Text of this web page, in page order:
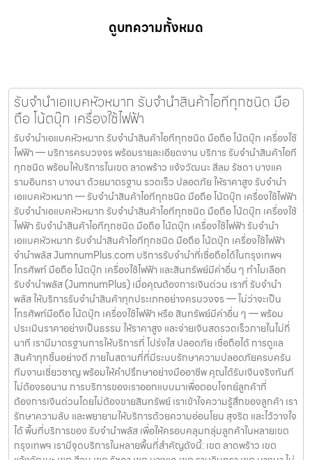
ลูกค้าต้องการจำนำ ดังนี้: รับจำนำ โทรศัพท์มือถือ / สมาร์ตโฟน (iPhone,
Samsung, Huawei, Oppo ฯลฯ) รับจำนำ โน้ตบุ๊ก / คอมพิวเตอร์ /
สภาพสินค้า รุ่น ยี่ห้อ อายุการใช้งาน เราให้ราคาสูง พร้อมจ่ายเงินสดทันใจ
ความปลอดภัย และการดูแล ระบบกล้องวงจรปิด CCTV ทุกมุม ห้องนิรภัย
/ ตู้นิรภัย พนักงานผ่านการฝึกอบรม ประกันความเสียหาย / ความสูญหาย
บันทึกข้อมูลลูกค้าเป็นความลับ คำแนะนำสำหรับผู้ใช้บริการ เก็บสลิป /
เอกสารสัญญาอย่างดี อย่าเสียบแบตเตอรี่นานนับเดือน ไถ่ถอนก่อนหมด
กำหนด ติดต่อเราได้ทันทีหากมีปัญหา ลิงก์ที่เกี่ยวข้อง รับจำนำราชเทวี รับ
จำนำราชเทวี
อย่าง ครบวงจร รับจำนำพลัส เงินด่วนทันใจ ของมีค่าปลอดภัย ให้ราคาสูง
พร้อมบริการถึงที่ รับจำนำพญาไท รับจำนำพลัส เงินด่วนทันใจ ของมีค่า
เมื่อคุณต้องการเงินด่วน เราที่ รับจำนำพลัส ให้บริการรับจำนำสินค้าทุก
ประเภทอย่างครบวงจร — ไม่ว่าจะเป็น โทรศัพท์มือถือ โน้ตบุ๊ก เครื่องใช้
ไฟฟ้า หรือ สินทรัพย์มีค่าอื่น ๆ — พร้อมประเมินราคาอย่างเป็นธรรม ให้
ราคาสูง และจ่ายเงินสดรวดเร็วภายในไม่กี่นาที เรามีมาตรฐานการให้บริการ
ที่ โปร่งใส ปลอดภัย เชื่อถือได้ การดูแลสินค้าทุกชิ้นอย่างดี ภายในสถานที่ที่
มีระบบรักษาความปลอดภัยครบครัน ทีมงานเชี่ยวชาญ พร้อมให้คำปรึกษา
อย่างมืออาชีพ คุณได้รับเงินจริงทันที ไม่ต้องรอนาน การบริการของเรา
ออกแบบมาเพื่อตอบโจทย์ลูกค้าที่ต้องการเงินด่วนโดยไม่ต้องขายสินทรัพย์
เราเข้าใจความรู้สึกของลูกค้า เรารักษาความลับ และพยายามให้บริการด้วย
ความอ่อนโยน สุจริต และไว้วางใจได้ พื้นที่บริการของ รับจำนำพลัส เพื่อให้
ครอบคลุมกลุ่มลูกค้าในหลายเขตกรุงเทพฯ เรามีจุดบริการในหลายพื้นที่
สำคัญดังนี้: เขต ลาดพร้าว เขต แจ้งวัฒนะ เขต สีลม เขต รัชดา เขต บางแค
เขต รามอินทรา เขต บางนา ไม่ว่าคุณอยู่ในซอย ลาดพร้าวโชคชัย4 ลาด
ปลาเค้า รัชดาซอย หรือใกล้แยกสีลม ช่องนนทรี บางนา เมกาบางนา บางแค
เดอะมอลล์บางแค รามอินทรา กม.8 หรือใกล้โชว์รูมแจ้งวัฒนะ — เราพร้อม
ให้บริการถึงที่ บริการรับจำนำสินค้าที่ให้บริการ ที่ รับจำนำพลัส เรามีบริการ
ครอบคลุมหลากหลายประเภทสินค้าที่ลูกค้าต้องการจำนำ ดังนี้: รับจำนำ
โทรศัพท์มือถือ / สมาร์ตโฟน (iPhone, Samsung, Huawei, Oppo
ฯลฯ) รับจำนำ โน้ตบุ๊ก / คอมพิวเตอร์ / แล็ปท็อป รับจำนำ แท็บเล็ต / iPad
รับจำนำ เครื่องใช้ไฟฟ้าเล็ก / เครื่องใช้ไฟฟ้าภายในบ้าน รับจำนำ กล้องถ่าย
รูป / กล้องดิจิตอล / อุปกรณ์ถ่ายภาพ รับจำนำ ของสะสม / ของมีค่าอื่น ๆ
บริการแต่ละประเภท ประเมินราคาตามสภาพสินค้า รุ่น ยี่ห้อ อายุการใช้งาน
เราให้ราคาสูง พร้อมจ่ายเงินสดทันใจ ความปลอดภัย และการดูแล ระบบ
กล้องวงจรปิด CCTV ทุกมุม ห้องนิรภัย / ตู้นิรภัย พนักงานผ่านการฝึก
อบรม ประกันความเสียหาย / ความสูญหาย บันทึกข้อมูลลูกค้าเป็นความ
ดูบทความทั้งหมด
รับจำนำเอแบคหัวหมาก รับจำนำสินค้าไอทีทุกชนิด มือ
ถือ โน้ตบุ๊ก เครื่องใช้ไฟฟ้า
รับจำนำเอแบคหัวหมาก รับจำนำสินค้าไอทีทุกชนิด มือถือ โน้ตบุ๊ก เครื่องใช้
ไฟฟ้า — บริการครบวงจร พร้อมรายละเอียดงาน บริการ รับจำนำสินค้าไอที
ทุกชนิด พร้อมให้บริการในเขต ลาดพร้าว แจ้งวัฒนะ สีลม รัชดา บางแค
รามอินทรา บางนา ด้วยมาตรฐาน รวดเร็ว ปลอดภัย ให้ราคาสูง รับจำนำ
เอแบคหัวหมาก — รับจำนำสินค้าไอทีทุกชนิด มือถือ โน้ตบุ๊ก เครื่องใช้ไฟฟ้า
รับจำนำเอแบคหัวหมาก รับจำนำสินค้าไอทีทุกชนิด มือถือ โน้ตบุ๊ก เครื่องใช้
ไฟฟ้า รับจำนำสินค้าไอทีทุกชนิด มือถือ โน้ตบุ๊ก เครื่องใช้ไฟฟ้า รับจำนำ
เอแบคหัวหมาก รับจำนำสินค้าไอทีทุกชนิด มือถือ โน้ตบุ๊ก เครื่องใช้ไฟฟ้า
จำนำพลัส JumnumPlus.com บริการรับจำนำที่เชื่อถือได้ในกรุงเทพฯ
โทรศัพท์ มือถือ โน้ตบุ๊ก เครื่องใช้ไฟฟ้า และสินทรัพย์มีค่าอื่น ๆ ทำไมเลือก
รับจำนำพลัส (JumnumPlus) เมื่อคุณต้องการเงินด่วน เราที่ รับจำนำ
พลัส ให้บริการรับจำนำสินค้าทุกประเภทอย่างครบวงจร — ไม่ว่าจะเป็น
โทรศัพท์มือถือ โน้ตบุ๊ก เครื่องใช้ไฟฟ้า หรือ สินทรัพย์มีค่าอื่น ๆ — พร้อม
ประเมินราคาอย่างเป็นธรรม ให้ราคาสูง และจ่ายเงินสดรวดเร็วภายในไม่กี่
นาที เรามีมาตรฐานการให้บริการที่ โปร่งใส ปลอดภัย เชื่อถือได้ การดูแล
สินค้าทุกชิ้นอย่างดี ภายในสถานที่ที่มีระบบรักษาความปลอดภัยครบครัน
ทีมงานเชี่ยวชาญ พร้อมให้คำปรึกษาอย่างมืออาชีพ คุณได้รับเงินจริงทันที
ไม่ต้องรอนาน การบริการของเราออกแบบมาเพื่อตอบโจทย์ลูกค้าที่
ต้องการเงินด่วนโดยไม่ต้องขายสินทรัพย์ เราเข้าใจความรู้สึกของลูกค้า เรา
รักษาความลับ และพยายามให้บริการด้วยความอ่อนโยน สุจริต และไว้วางใจ
ได้ พื้นที่บริการของ รับจำนำพลัส เพื่อให้ครอบคลุมกลุ่มลูกค้าในหลายเขต
กรุงเทพฯ เรามีจุดบริการในหลายพื้นที่สำคัญดังนี้: เขต ลาดพร้าว เขต